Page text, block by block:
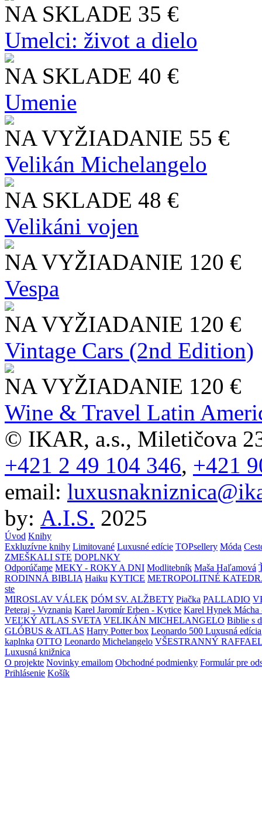
NA SKLADE 35 €
Umelci: život a dielo
NA SKLADE 40 €
Umenie
NA VYŽIADANIE 55 €
Velikán Michelangelo
NA SKLADE 48 €
Velikáni vojen
NA VYŽIADANIE 120 €
Vespa
NA VYŽIADANIE 120 €
Vintage Cars (2nd Edition)
NA VYŽIADANIE 120 €
Wine & Travel Latin
© IKAR, a.s., Miletičova
+421 2 49 104 346, +421
email:
by: A.I.S. 2025
Úvod Knihy
Exkluzívne knihy Limitované Luxusné edície TOPsellery Móda
ZMEŠKALI STE DOPLNKY
Odporúčame MEKY - ROKY A DNI Modlitebník Maša Haľamová
RODINNÁ BIBLIA Haiku KYTICE METROPOLITNÉ
ste
MIROSLAV VÁLEK DÓM SV. ALŽBETY Piačka PALLADIO
Peteraj - Vyznania Karel Jaromír Erben - Kytice Karel Hynek Mácha
VEĽKÝ ATLAS SVETA VELIKÁN MICHELANGELO Biblie s
GLÓBUS & ATLAS Harry Potter box Leonardo 500 Luxusná edícia
kaplnka OTTO Leonardo Michelangelo VŠESTRANNÝ
Luxusná knižnica
O projekte Novinky emailom Obchodné podmienky Formulár pre
Prihlásenie Košík